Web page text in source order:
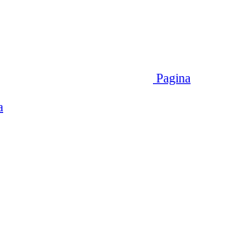
Pagina